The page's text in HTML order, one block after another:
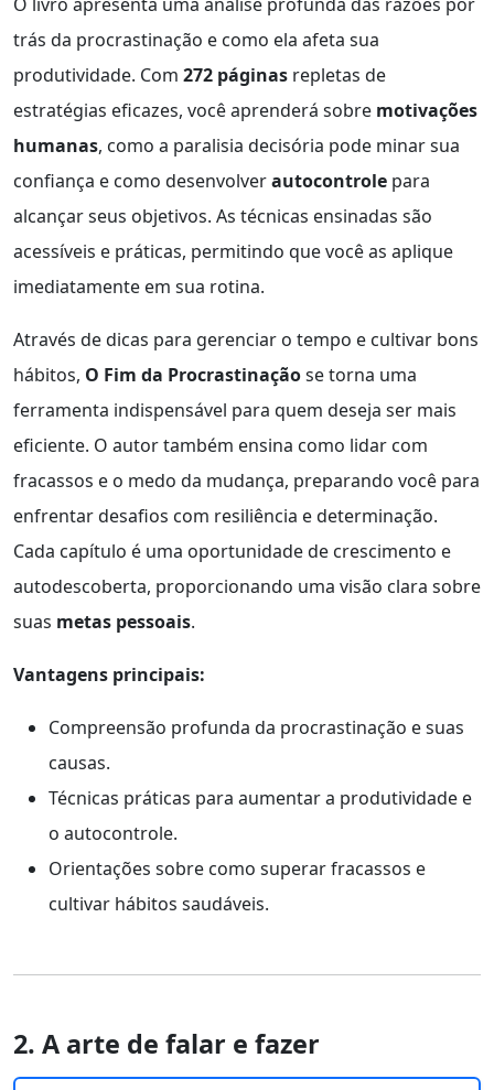
trás da procrastinação e como ela afeta sua
produtividade. Com 272 páginas repletas de
estratégias eficazes, você aprenderá sobre motivações
humanas, como a paralisia decisória pode minar sua
confiança e como desenvolverautocontrole para
alcançar seus objetivos. As técnicas ensinadas são
acessíveis e práticas, permitindo que você as aplique
imediatamente em sua rotina.
Através de dicas para gerenciar o tempo e cultivar bons
hábitos, O Fim da Procrastinaçãose torna uma
ferramenta indispensável para quem deseja ser mais
eficiente. O autor também ensina como lidar com
fracassos e o medo da mudança, preparando você para
enfrentar desafios com resiliência e determinação.
Cada capítulo é uma oportunidade de crescimento e
autodescoberta, proporcionando uma visão clara sobre
suas metas pessoais.
Vantagens principais:
Compreensão profunda da procrastinação e suas
causas.
Técnicas práticas para aumentar a produtividade e
o autocontrole.
Orientações sobre como superar fracassos e
cultivar hábitos saudáveis.
2. A arte de falar e fazer